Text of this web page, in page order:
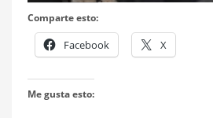
Comparte esto:
Facebook X
Me gusta esto: